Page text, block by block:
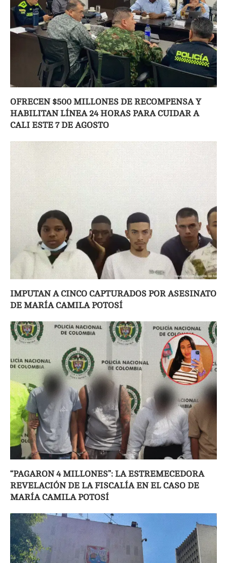
OFRECEN $500 MILLONES DE RECOMPENSA Y
HABILITAN LÍNEA 24 HORAS PARA CUIDAR A
CALI ESTE 7 DE AGOSTO
IMPUTAN A CINCO CAPTURADOS POR ASESINATO
DE MARÍA CAMILA POTOSÍ
“PAGARON 4 MILLONES”: LA ESTREMECEDORA
REVELACIÓN DE LA FISCALÍA EN EL CASO DE
MARÍA CAMILA POTOSÍ